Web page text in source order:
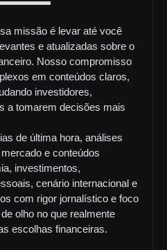
missão é levar até você
e atualizadas sobre o
Nosso compromisso
em conteúdos claros,
investidores,
a tomarem decisões mais
de última hora, análises
e conteúdos
investimentos,
cenário internacional e
com rigor jornalístico e foco
olho no que realmente
escolhas financeiras.